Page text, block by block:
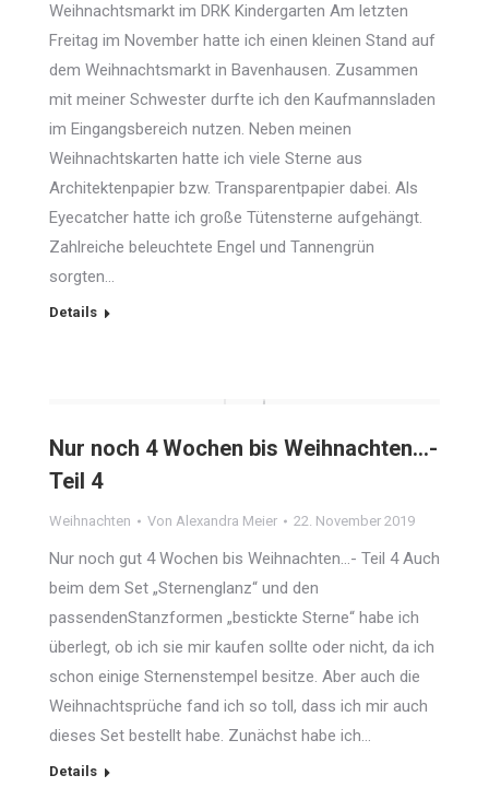
Weihnachtsmarkt im DRK Kindergarten Am letzten
Freitag im November hatte ich einen kleinen Stand auf
dem Weihnachtsmarkt in Bavenhausen. Zusammen
mit meiner Schwester durfte ich den Kaufmannsladen
im Eingangsbereich nutzen. Neben meinen
Weihnachtskarten hatte ich viele Sterne aus
Architektenpapier bzw. Transparentpapier dabei. Als
Eyecatcher hatte ich große Tütensterne aufgehängt.
Zahlreiche beleuchtete Engel und Tannengrün
sorgten…
Details
Nur noch 4 Wochen bis Weihnachten…-
Teil 4
Weihnachten Von Alexandra Meier 22. November 2019
Nur noch gut 4 Wochen bis Weihnachten…- Teil 4 Auch
beim dem Set „Sternenglanz“ und den
passendenStanzformen „bestickte Sterne“ habe ich
überlegt, ob ich sie mir kaufen sollte oder nicht, da ich
schon einige Sternenstempel besitze. Aber auch die
Weihnachtsprüche fand ich so toll, dass ich mir auch
dieses Set bestellt habe. Zunächst habe ich…
Details